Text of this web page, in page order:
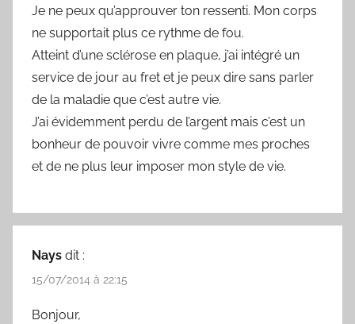
Je ne peux qu’approuver ton ressenti. Mon corps
ne supportait plus ce rythme de fou.
Atteint d’une sclérose en plaque, j’ai intégré un
service de jour au fret et je peux dire sans parler
de la maladie que c’est autre vie.
J’ai évidemment perdu de l’argent mais c’est un
bonheur de pouvoir vivre comme mes proches
et de ne plus leur imposer mon style de vie.
Nays dit :
15/07/2014 à 22:15
Bonjour,